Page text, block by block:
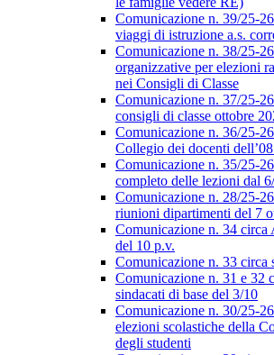
Comunicazione n. 39/25-
viaggi di istruzione a.s.
Comunicazione n. 38/25-
organizzative per elezioni
nei Consigli di Classe
Comunicazione n. 37/25-
consigli di classe ottobre
Comunicazione n. 36/25-
Collegio dei docenti
Comunicazione n. 35/25-
completo delle lezioni dal
Comunicazione n. 28/25-
riunioni dipartimenti del 7
Comunicazione n. 34 circa
del 10 p.v.
Comunicazione n. 33 circa
Comunicazione n. 31 e 32
sindacati di base del 3/10
Comunicazione n. 30/25-
elezioni scolastiche della
degli studenti